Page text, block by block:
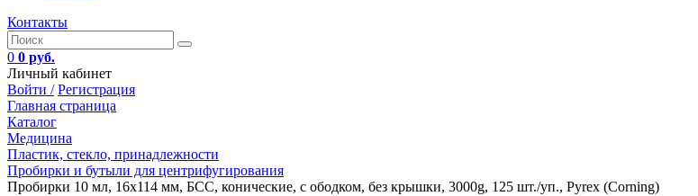
Контакты
0 0 руб.
Личный кабинет
Войти / Регистрация
Главная страница
Каталог
Медицина
Пластик, стекло, принадлежности
Пробирки и бутыли для центрифугирования
Пробирки 10 мл, 16х114 мм, БСС, конические, с ободком, без крышки, 3000g, 125 шт./уп., Pyrex (Corning)